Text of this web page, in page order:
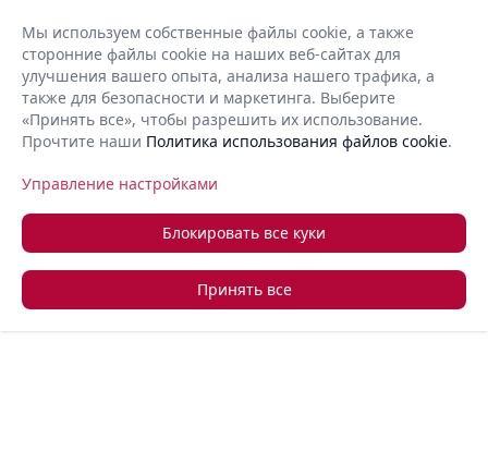
RU
Запросить обратный звонок +357 22 366 888
компаний
всему
за
Мы используем собственные файлы cookie, а также
сторонние файлы cookie на наших веб-сайтах для
улучшения вашего опыта, анализа нашего трафика, а
также для безопасности и маркетинга. Выберите
«Принять все», чтобы разрешить их использование.
Прочтите наши Политика использования файлов cookie.
Управление настройками
Блокировать все куки
Принять все